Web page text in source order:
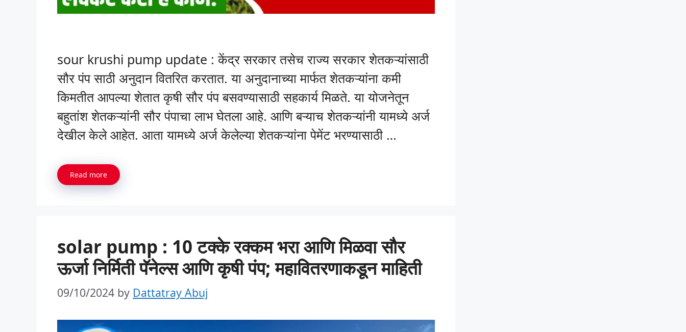
sour krushi pump update : केंद्र सरकार तसेच राज्य सरकार शेतकऱ्यांसाठी
सौर पंप साठी अनुदान वितरित करतात. या अनुदानाच्या मार्फत शेतकऱ्यांना कमी
किमतीत आपल्या शेतात कृषी सौर पंप बसवण्यासाठी सहकार्य मिळते. या योजनेतून
बहुतांश शेतकऱ्यांनी सौर पंपाचा लाभ घेतला आहे. आणि बऱ्याच शेतकऱ्यांनी यामध्ये अर्ज
देखील केले आहेत. आता यामध्ये अर्ज केलेल्या शेतकऱ्यांना पेमेंट भरण्यासाठी …
Read more
solar pump : 10 टक्के रक्कम भरा आणि मिळवा सौर
ऊर्जा निर्मिती पॅनेल्स आणि कृषी पंप; महावितरणाकडून माहिती
09/10/2024 by Dattatray Abuj